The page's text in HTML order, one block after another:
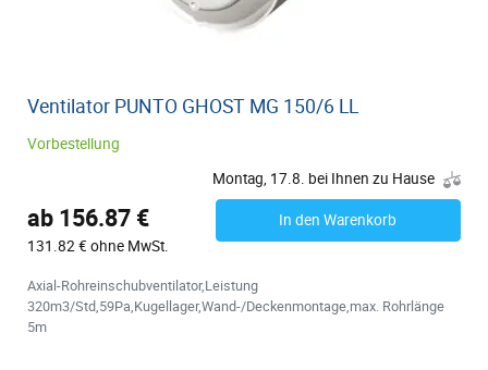
Ventilator PUNTO GHOST MG 150/6 LL
Vorbestellung
Montag, 17.8. bei Ihnen zu Hause
ab 156.87 €
131.82 € ohne MwSt.
In den Warenkorb
Axial-Rohreinschubventilator,Leistung
320m3/Std,59Pa,Kugellager,Wand-/Deckenmontage,max. Rohrlänge
5m